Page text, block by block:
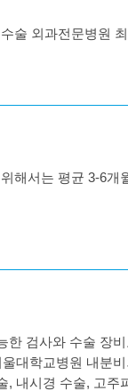
술 외과전문병원
해서는 평균3-6개
한 검사와 수술 장
울대학교병원 내분
, 내시경 수술, 고주